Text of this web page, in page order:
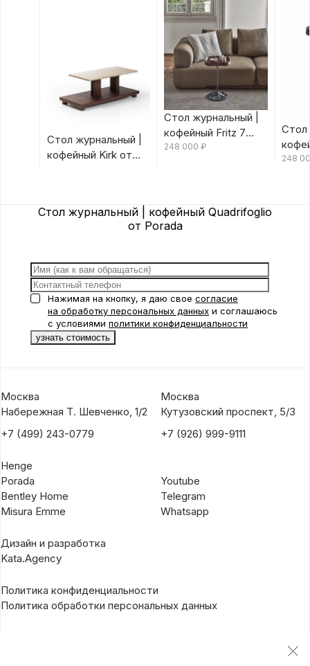
Стол журнальный |
кофейный Kirk от
Стол журнальный |
кофейный Fritz 7
Canaletta/Rosso
248 000 ₽
Стол
248
Стол журнальный | кофейный Quadrifoglio
от Porada
Нажимая на кнопку, я даю свое согласие
на обработку персональных данных и соглашаюсь
с условиями политики конфиденциальности
Москва
Набережная Т. Шевченко, 1/2
+7 (499) 243-0779
Москва
Кутузовский проспект, 5/3
+7 (926) 999-9111
Henge
Porada
Bentley Home
Misura Emme
Youtube
Telegram
Whatsapp
Дизайн и разработка
Kata.Agency
Политика конфиденциальности
Политика обработки персональных данных